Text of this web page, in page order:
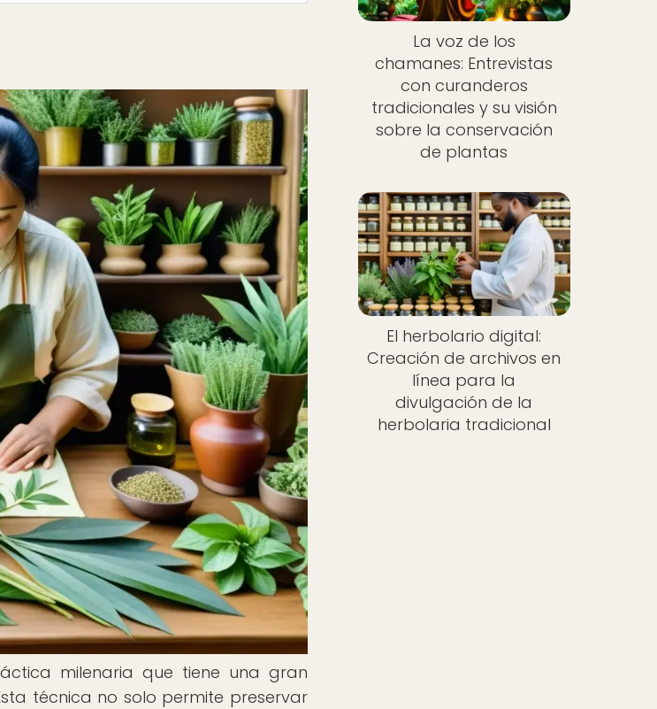
milenaria que tiene una gran
técnica no solo permite preservar
La voz de los
chamanes: Entrevistas
con curanderos
tradicionales y su visión
sobre la conservación
de plantas
El herbolario digital:
Creación de archivos en
línea para la
divulgación de la
herbolaria tradicional